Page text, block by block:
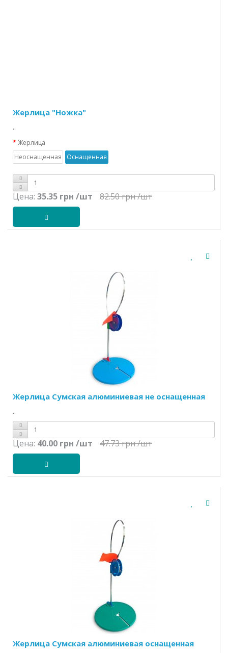
Жерлица "Ножка"
..
Жерлица
Неоснащенная
Оснащенная
Цена: 35.35 грн /шт 82.50 грн/шт
Жерлица Сумская алюминиевая не оснащенная
..
Цена: 40.00 грн /шт 47.73 грн/шт
Жерлица Сумская алюминиевая оснащенная